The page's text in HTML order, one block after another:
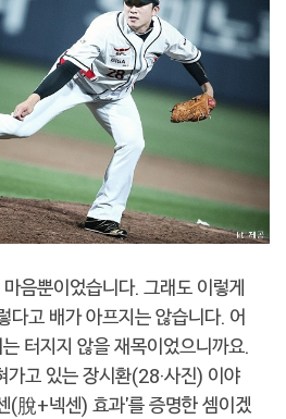
음뿐이었습니다. 그래도 이렇게
다고 배가 아프지는 않습니다. 어
터지지 않을 재목이었으니까요.
고 있는 장시환(28·사진) 이야
(脫+넥센) 효과'를 증명한 셈이겠